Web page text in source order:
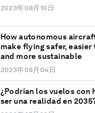
2023年08月10日
How autonomous
make flying safer, easier
and more sustainable
2023年08月04日
¿Podrían los vuelos con
ser una realidad en